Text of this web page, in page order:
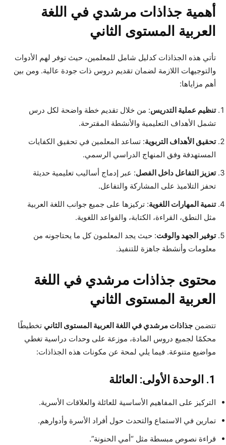
أهمية جذاذات مرشدي في اللغة
العربية المستوى الثاني
تأتي هذه الجذاذات كدليل شامل للمعلمين، حيث توفر لهم الأدوات
والتوجيهات اللازمة لضمان تقديم دروس ذات جودة عالية. ومن بين
أهم مزاياها:
تنظيم عملية التدريس: من خلال تقديم خطة واضحة لكل درس
تشمل الأهداف التعليمية والأنشطة المقترحة.
تحقيق الأهداف التربوية: تساعد المعلمين في تحقيق الكفايات
المستهدفة وفق المنهاج الدراسي الرسمي.
تعزيز التفاعل داخل الفصل: عبر إدماج أساليب تعليمية حديثة
تحفز التلاميذ على المشاركة والتفاعل.
تنمية المهارات اللغوية: تركيزها على جميع جوانب اللغة العربية
مثل النطق، القراءة، الكتابة، والقواعد اللغوية.
توفير الجهد والوقت: حيث يجد المعلمون كل ما يحتاجونه من
معلومات وأنشطة جاهزة للتنفيذ.
محتوى جذاذات مرشدي في اللغة
العربية المستوى الثاني
تتضمن جذاذات مرشدي في اللغة العربية المستوى الثاني تخطيطًا
محكمًا لجميع دروس المادة، موزعة على وحدات دراسية تغطي
مواضيع متنوعة. فيما يلي لمحة عن مكونات هذه الجذاذات:
1. الوحدة الأولى: العائلة
التركيز على المفاهيم الأساسية للعائلة والعلاقات الأسرية.
تمارين في الاستماع والتحدث حول أفراد الأسرة وأدوارهم.
قراءة نصوص مبسطة مثل “أمي الحنونة”.